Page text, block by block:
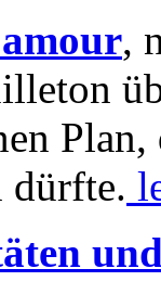
,
Plan,
dürfte.